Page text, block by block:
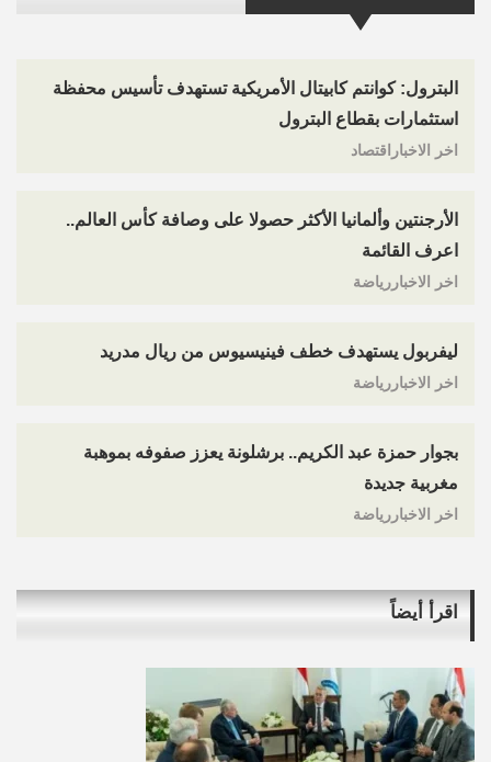
البترول: كوانتم كابيتال الأمريكية تستهدف تأسيس محفظة
استثمارات بقطاع البترول
اخر الاخباراقتصاد
الأرجنتين وألمانيا الأكثر حصولا على وصافة كأس العالم..
اعرف القائمة
اخر الاخباررياضة
ليفربول يستهدف خطف فينيسيوس من ريال مدريد
اخر الاخباررياضة
بجوار حمزة عبد الكريم.. برشلونة يعزز صفوفه بموهبة
مغربية جديدة
اخر الاخباررياضة
اقرأ أيضاً